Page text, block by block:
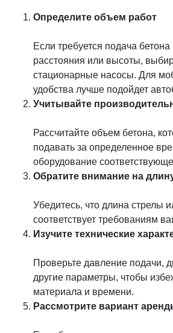
Определите объем работ
Если требуется подача
расстояния или высоты,
стационарные насосы. Для
удобства лучше подойдет
Учитывайте
Рассчитайте объем бетона,
подавать за определенное
оборудование
Обратите внимание на
Убедитесь, что длина стрелы
соответствует требованиям
Изучите технические
Проверьте давление подачи,
другие параметры, чтобы
материала и времени.
Рассмотрите вариант